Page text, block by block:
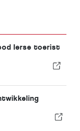
Ierse toerist